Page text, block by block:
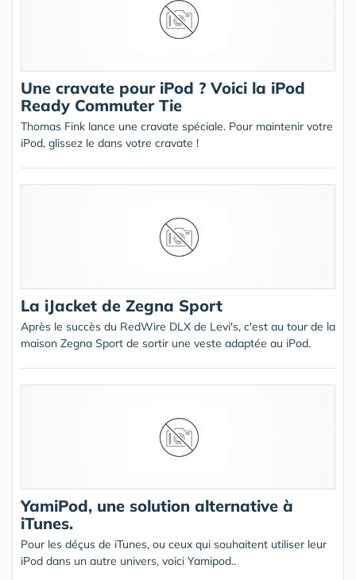
Une cravate pour iPod ? Voici la iPod
Ready Commuter Tie
Thomas Fink lance une cravate spéciale. Pour maintenir votre
iPod, glissez le dans votre cravate !
La iJacket de Zegna Sport
Après le succès du RedWire DLX de Levi's, c'est au tour de la
maison Zegna Sport de sortir une veste adaptée au iPod.
YamiPod, une solution alternative à
iTunes.
Pour les déçus de iTunes, ou ceux qui souhaitent utiliser leur
iPod dans un autre univers, voici Yamipod..